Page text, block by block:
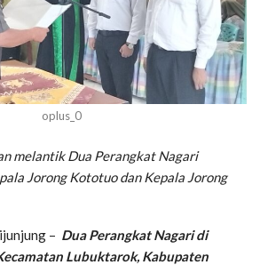
oplus_0
melantik Dua Perangkat Nagari
Jorong Kototuo dan Kepala Jorong
– Dua Perangkat Nagari di
Lubuktarok, Kabupaten